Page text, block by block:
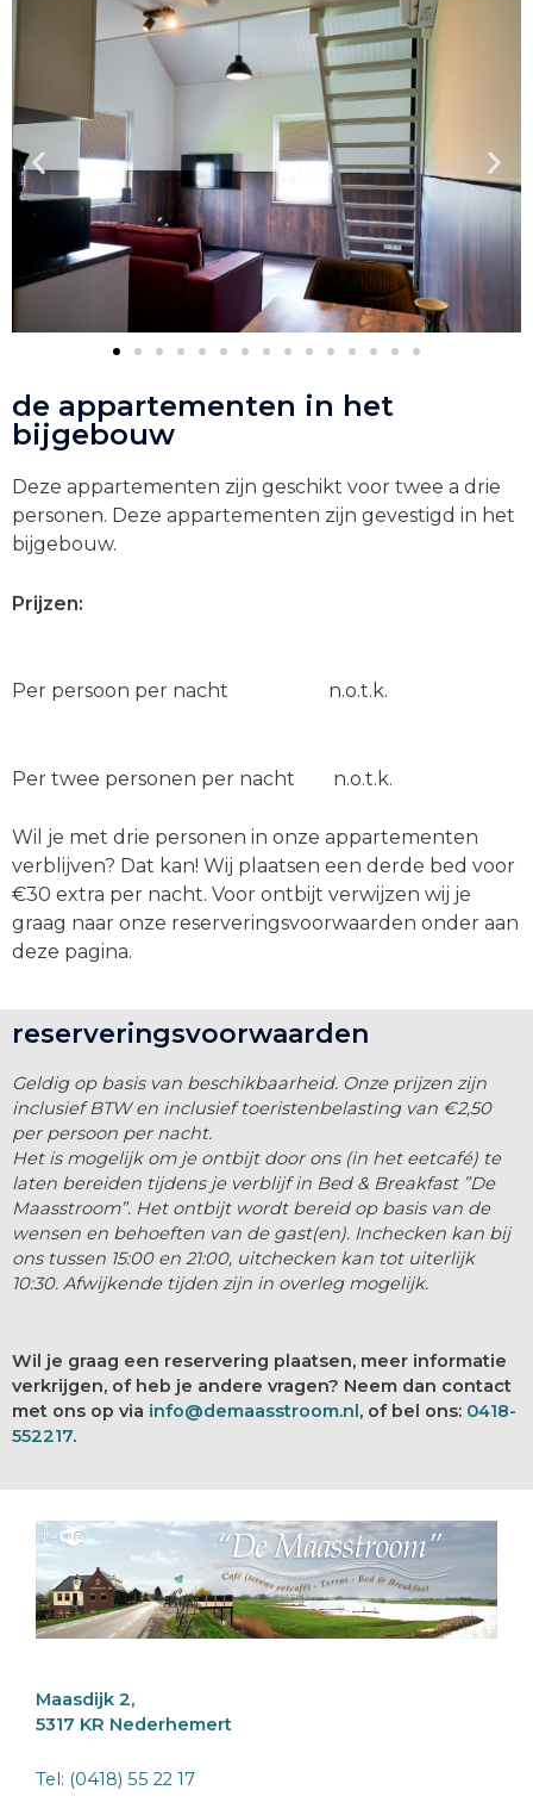
de appartementen in het
bijgebouw
Deze appartementen zijn geschikt voor twee a drie
personen. Deze appartementen zijn gevestigd in het
bijgebouw.
Prijzen:
Per persoon per nacht n.o.t.k.
Per twee personen per nacht n.o.t.k.
Wil je met drie personen in onze appartementen
verblijven? Dat kan! Wij plaatsen een derde bed voor
€30 extra per nacht. Voor ontbijt verwijzen wij je
graag naar onze reserveringsvoorwaarden onder aan
deze pagina.
reserveringsvoorwaarden
Geldig op basis van beschikbaarheid. Onze prijzen zijn
inclusief BTW en inclusief toeristenbelasting van €2,50
per persoon per nacht.
Het is mogelijk om je ontbijt door ons (in het eetcafé) te
laten bereiden tijdens je verblijf in Bed & Breakfast ”De
Maasstroom”. Het ontbijt wordt bereid op basis van de
wensen en behoeften van de gast(en). Inchecken kan bij
ons tussen 15:00 en 21:00, uitchecken kan tot uiterlijk
10:30. Afwijkende tijden zijn in overleg mogelijk.
Wil je graag een reservering plaatsen, meer informatie
verkrijgen, of heb je andere vragen? Neem dan contact
met ons op via info@demaasstroom.nl , of bel ons: 0418-
552217.
Maasdijk 2,
5317 KR Nederhemert
Tel: (0418) 55 22 17